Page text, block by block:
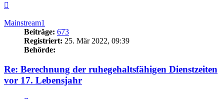
Mainstream1
Beiträge: 673
Registriert: 25. Mär 2022, 09:39
Behörde:
Re: Berechnung der ruhegehaltsfähigen Dienstzeiten
vor 17. Lebensjahr